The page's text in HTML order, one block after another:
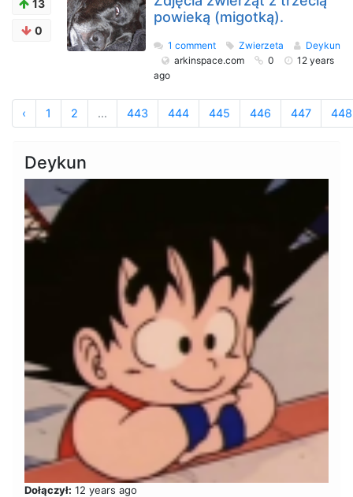
13
0
powieką (migotką).
1 comment Zwierzeta
Deykun
arkinspace.com
0
12 years
ago
‹ 1 2 ... 443 444 445 446 447 448
Deykun
Dołączył: 12 years ago